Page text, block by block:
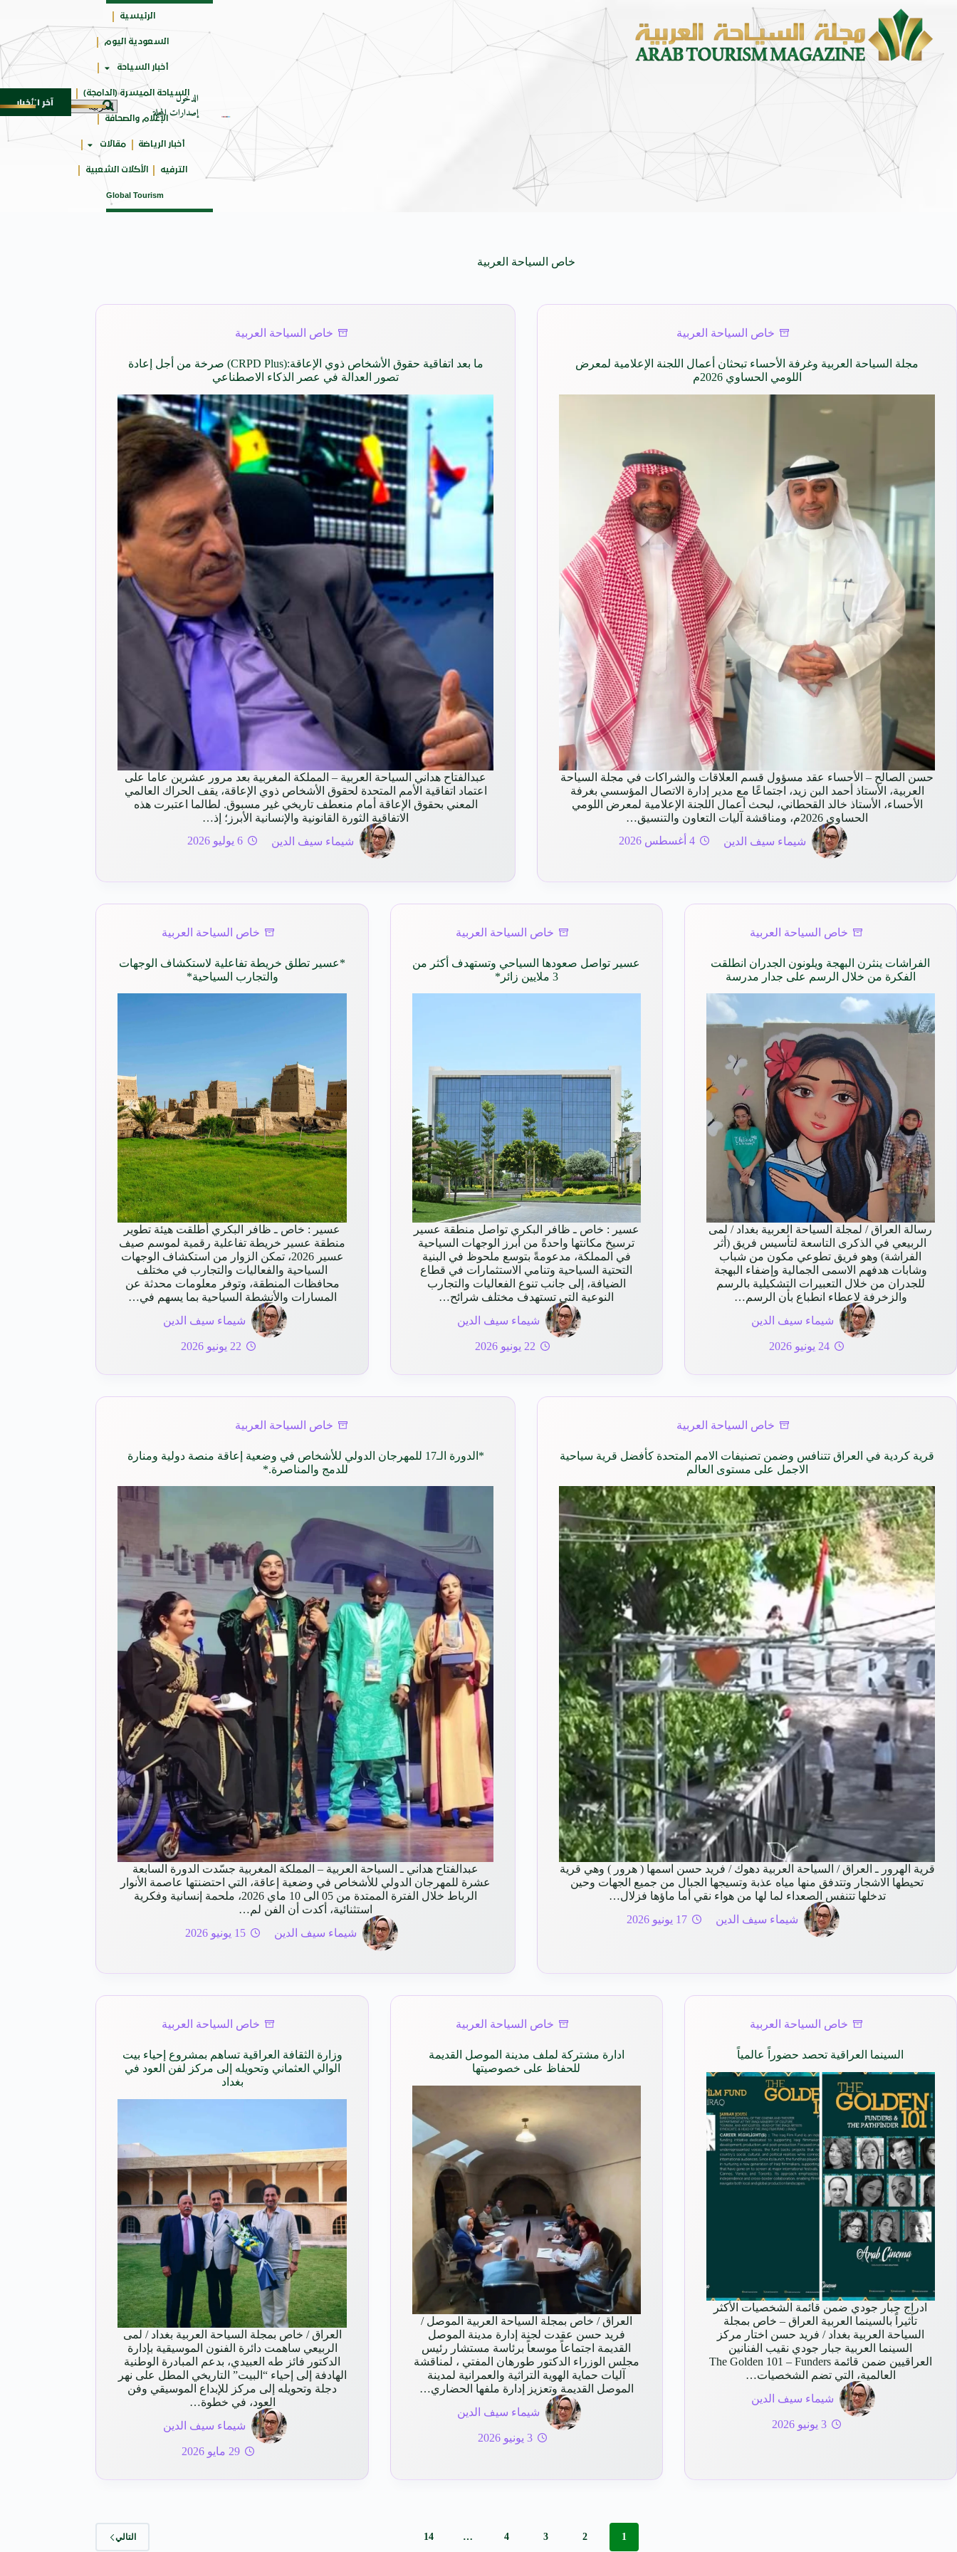
أوسكار
الدخول
إصدارات المجلة
الرئيسية
السعودية اليوم
أخبار السياحة
السياحة الميسرة (الدامجة)
الإعلام والصحافة
أخبار الرياضة مقالات
الترفيه الأكلات الشعبية
Global Tourism
آخر الأخبار
جوائز أثر تضيف فئة “أفضل حملة رياضية” في نسختها الأكثر
خاص السياحة العربية
خاص السياحة العربية
مجلة السياحة العربية وغرفة الأحساء تبحثان أعمال اللجنة الإعلامية لمعرض
اللومي الحساوي 2026م
حسن الصالح – الأحساء عقد مسؤول قسم العلاقات والشراكات في مجلة السياحة
العربية، الأستاذ أحمد البن زيد، اجتماعًا مع مدير إدارة الاتصال المؤسسي بغرفة
الأحساء، الأستاذ خالد القحطاني، لبحث أعمال اللجنة الإعلامية لمعرض اللومي
الحساوي 2026م، ومناقشة آليات التعاون والتنسيق…
شيماء سيف الدين
4 أغسطس 2026
خاص السياحة العربية
ما بعد اتفاقية حقوق الأشخاص ذوي الإعاقة:(CRPD Plus) صرخة من أجل إعادة
تصور العدالة في عصر الذكاء الاصطناعي
عبدالفتاح هداني السياحة العربية – المملكة المغربية بعد مرور عشرين عاما على
اعتماد اتفاقية الأمم المتحدة لحقوق الأشخاص ذوي الإعاقة، يقف الحراك العالمي
المعني بحقوق الإعاقة أمام منعطف تاريخي غير مسبوق. لطالما اعتبرت هذه
الاتفاقية الثورة القانونية والإنسانية الأبرز؛ إذ…
شيماء سيف الدين
6 يوليو 2026
خاص السياحة العربية
الفراشات ينثرن البهجة ويلونون الجدران انطلقت
الفكرة من خلال الرسم على جدار مدرسة
رسالة العراق / لمجلة السياحة العربية بغداد / لمى
الربيعي في الذكرى التاسعة لتأسيس فريق (أثر
الفراشة) وهو فريق تطوعي مكون من شباب
وشابات هدفهم الاسمى الجمالية وإضفاء البهجة
للجدران من خلال التعبيرات التشكيلية بالرسم
والزخرفة لاعطاء انطباع بأن الرسم…
شيماء سيف الدين
24 يونيو 2026
خاص السياحة العربية
عسير تواصل صعودها السياحي وتستهدف أكثر من
3 ملايين زائر*
عسير : خاص ـ ظافر البكري تواصل منطقة عسير
ترسيخ مكانتها واحدةً من أبرز الوجهات السياحية
في المملكة، مدعومةً بتوسع ملحوظ في البنية
التحتية السياحية وتنامي الاستثمارات في قطاع
الضيافة، إلى جانب تنوع الفعاليات والتجارب
النوعية التي تستهدف مختلف شرائح…
شيماء سيف الدين
22 يونيو 2026
خاص السياحة العربية
*عسير تطلق خريطة تفاعلية لاستكشاف الوجهات
والتجارب السياحية*
عسير : خاص ـ ظافر البكري أطلقت هيئة تطوير
منطقة عسير خريطة تفاعلية رقمية لموسم صيف
عسير 2026، تمكن الزوار من استكشاف الوجهات
السياحية والفعاليات والتجارب في مختلف
محافظات المنطقة، وتوفر معلومات محدثة عن
المسارات والأنشطة السياحية بما يسهم في…
شيماء سيف الدين
22 يونيو 2026
خاص السياحة العربية
قرية كردية في العراق تتنافس وضمن تصنيفات الامم المتحدة كأفضل قرية سياحية
الاجمل على مستوى العالم
قرية الهرور ـ العراق / السياحة العربية دهوك / فريد حسن اسمها ( هرور ) وهي قرية
تحيطها الاشجار وتتدفق منها مياه عذبة وتسيجها الجبال من جميع الجهات وحين
تدخلها تتنفس الصعداء لما لها من هواء نقي أما ماؤها فزلال…
شيماء سيف الدين
17 يونيو 2026
خاص السياحة العربية
*الدورة الـ17 للمهرجان الدولي للأشخاص في وضعية إعاقة منصة دولية ومنارة
للدمج والمناصرة.*
عبدالفتاح هداني ـ السياحة العربية – المملكة المغربية جسّدت الدورة السابعة
عشرة للمهرجان الدولي للأشخاص في وضعية إعاقة، التي احتضنتها عاصمة الأنوار
الرباط خلال الفترة الممتدة من 05 الى 10 ماي 2026، ملحمة إنسانية وفكرية
استثنائية، أكدت أن الفن لم…
شيماء سيف الدين
15 يونيو 2026
خاص السياحة العربية
السينما العراقية تحصد حضوراً عالمياً
ادراج جبار جودي ضمن قائمة الشخصيات الأكثر
تأثيراً بالسينما العربية العراق – خاص بمجلة
السياحة العربية بغداد / فريد حسن اختار مركز
السينما العربية جبار جودي نقيب الفنانين
العراقيين ضمن قائمة The Golden 101 – Funders
العالمية، التي تضم الشخصيات…
شيماء سيف الدين
3 يونيو 2026
خاص السياحة العربية
ادارة مشتركة لملف مدينة الموصل القديمة
للحفاظ على خصوصيتها
العراق / خاص بمجلة السياحة العربية الموصل /
فريد حسن عقدت لجنة إدارة مدينة الموصل
القديمة اجتماعاً موسعاً برئاسة مستشار رئيس
مجلس الوزراء الدكتور طورهان المفتي ، لمناقشة
آليات حماية الهوية التراثية والعمرانية لمدينة
الموصل القديمة وتعزيز إدارة ملفها الحضاري…
شيماء سيف الدين
3 يونيو 2026
خاص السياحة العربية
وزارة الثقافة العراقية تساهم بمشروع إحياء بيت
الوالي العثماني وتحويله إلى مركز لفن العود في
بغداد
العراق / خاص بمجلة السياحة العربية بغداد / لمى
الربيعي ساهمت دائرة الفنون الموسيقية بإدارة
الدكتور فائز طه العبيدي، بدعم المبادرة الوطنية
الهادفة إلى إحياء “البيت” التاريخي المطل على نهر
دجلة وتحويله إلى مركز للإبداع الموسيقي وفن
العود، في خطوة…
شيماء سيف الدين
29 مايو 2026
1
2
3
4
…
14 التالي